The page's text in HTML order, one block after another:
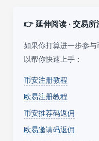
👉 延伸阅读 · 交易
如果你打算进一步参
以帮你快速上手：
币安注册教程
欧易注册教程
币安推荐码返佣
欧易邀请码返佣